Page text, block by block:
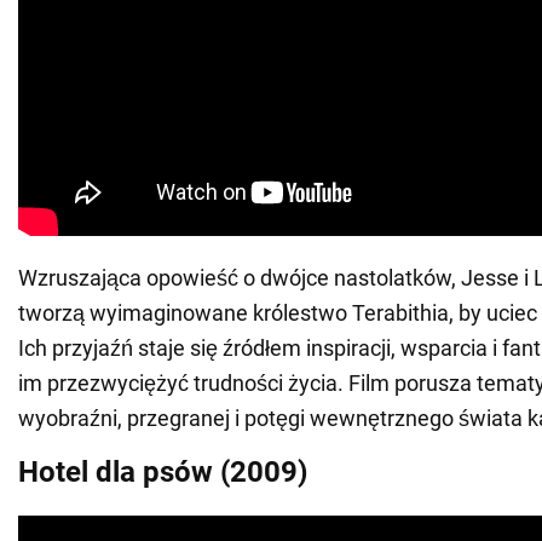
Wzruszająca opowieść o dwójce nastolatków, Jesse i
tworzą wyimaginowane królestwo Terabithia, by
Ich przyjaźń staje się źródłem inspiracji, wsparcia i
im przezwyciężyć trudności życia. Film porusza
wyobraźni, przegranej i potęgi wewnętrznego świata
Hotel dla psów (2009)